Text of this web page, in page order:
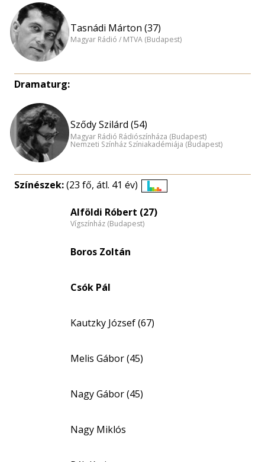
Tasnádi Márton (37)
Magyar Rádió / MTVA (Budapest)
Dramaturg:
Sződy Szilárd (54)
Magyar Rádió Rádiószínháza (Budapest)
Nemzeti Színház Színiakadémiája (Budapest)
Színészek:(23 fő, átl. 41 év)
eloszlás
Alföldi Róbert (27)
Vígszínház (Budapest)
Boros Zoltán
Csók Pál
Kautzky József (67)
Melis Gábor (45)
Nagy Gábor (45)
Nagy Miklós